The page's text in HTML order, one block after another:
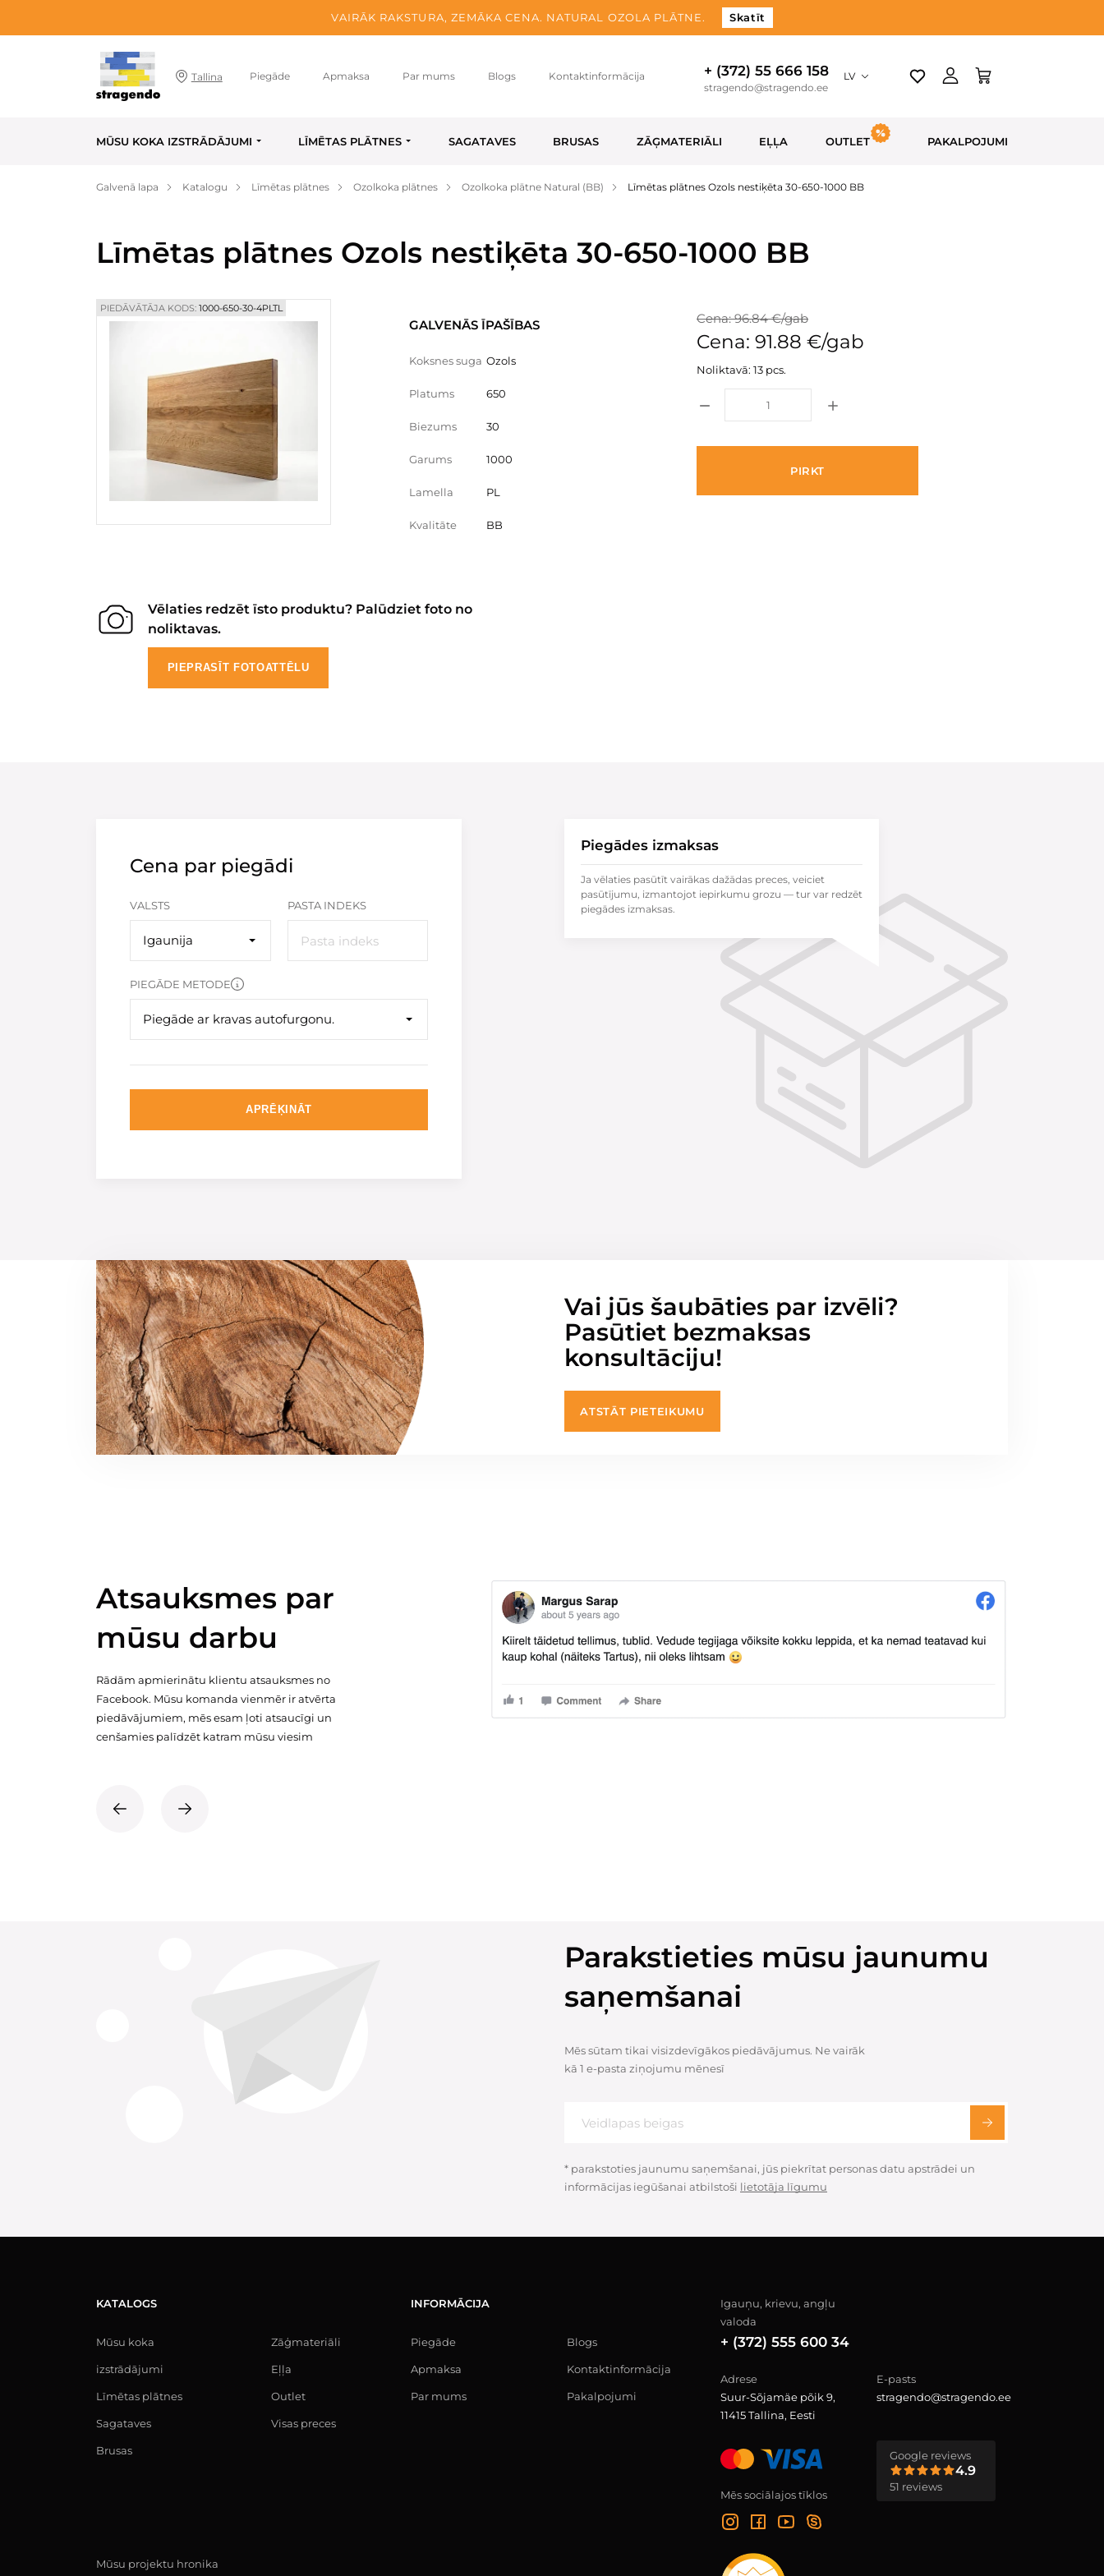
VAIRĀK RAKSTURA, ZEMĀKA CENA. NATURAL OZOLA PLĀTNE. Skatīt
Tallina Piegāde Apmaksa Par mums Blogs Kontaktinformācija + (372) 55 666 158
stragendo@stragendo.ee
LV
MŪSU KOKA IZSTRĀDĀJUMI LĪMĒTAS PLĀTNES SAGATAVES BRUSAS ZĀĢMATERIĀLI EĻĻA OUTLET PAKALPOJUMI
Galvenā lapa Katalogu Līmētas plātnes Ozolkoka plātnes Ozolkoka plātne Natural (BB) Līmētas plātnes Ozols nestiķēta 30-650-1000 BB
Līmētas plātnes Ozols nestiķēta 30-650-1000 BB
PIEDĀVĀTĀJA KODS: 1000-650-30-4PLTL
GALVENĀS ĪPAŠĪBAS
Koksnes suga Ozols
Platums 650
Biezums 30
Garums 1000
Lamella PL
Kvalitāte BB
Cena: 96.84 €/gab
Cena: 91.88 €/gab
Noliktavā: 13 pcs.
PIRKT
Vēlaties redzēt īsto produktu? Palūdziet foto no
noliktavas.
PIEPRASĪT FOTOATTĒLU
Cena par piegādi
VALSTS
Igaunija
PASTA INDEKS
PIEGĀDE METODE
Piegāde ar kravas autofurgonu.
APRĒĶINĀT
Piegādes izmaksas
Ja vēlaties pasūtīt vairākas dažādas preces, veiciet
pasūtījumu, izmantojot iepirkumu grozu — tur var redzēt
piegādes izmaksas.
Vai jūs šaubāties par izvēli?
Pasūtiet bezmaksas
konsultāciju!
ATSTĀT PIETEIKUMU
Atsauksmes par
mūsu darbu
Rādām apmierinātu klientu atsauksmes no
Facebook. Mūsu komanda vienmēr ir atvērta
piedāvājumiem, mēs esam ļoti atsaucīgi un
cenšamies palīdzēt katram mūsu viesim
Parakstieties mūsu jaunumu
saņemšanai
Mēs sūtam tikai visizdevīgākos piedāvājumus. Ne vairāk
kā 1 e-pasta ziņojumu mēnesī
* parakstoties jaunumu saņemšanai, jūs piekrītat personas datu apstrādei un
informācijas iegūšanai atbilstoši lietotāja līgumu
KATALOGS
Mūsu koka
izstrādājumi
Līmētas plātnes
Sagataves
Brusas
Zāģmateriāli
Eļļa
Outlet
Visas preces
INFORMĀCIJA
Piegāde
Apmaksa
Par mums
Blogs
Kontaktinformācija
Pakalpojumi
Igauņu, krievu, angļu
valoda
+ (372) 555 600 34
Adrese
Suur-Sõjamäe põik 9,
11415 Tallina, Eesti
E-pasts
stragendo@stragendo.ee
Mēs sociālajos tīklos
Google reviews
4.9
51 reviews
Mūsu projektu hronika